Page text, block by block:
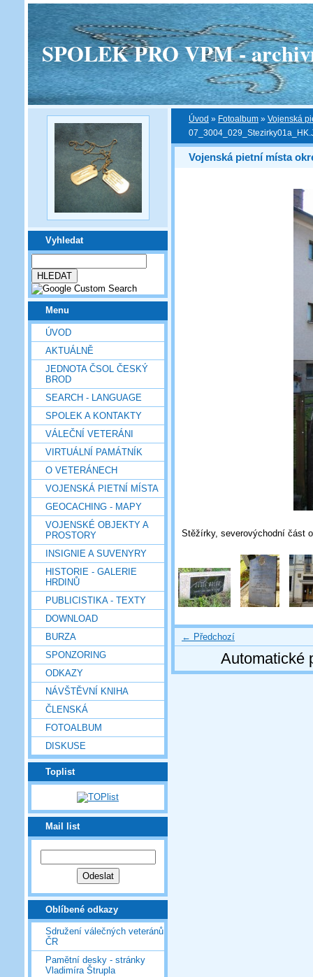
SPOLEK PRO VPM -
Vyhledat
Menu
ÚVOD
AKTUÁLNĚ
JEDNOTA ČSOL ČESKÝ
BROD
SEARCH - LANGUAGE
SPOLEK A KONTAKTY
VÁLEČNÍ VETERÁNI
VIRTUÁLNÍ PAMÁTNÍK
O VETERÁNECH
VOJENSKÁ PIETNÍ MÍSTA
GEOCACHING - MAPY
VOJENSKÉ OBJEKTY A
PROSTORY
INSIGNIE A SUVENYRY
HISTORIE - GALERIE
HRDINŮ
PUBLICISTIKA - TEXTY
DOWNLOAD
BURZA
SPONZORING
ODKAZY
NÁVŠTĚVNÍ KNIHA
ČLENSKÁ
FOTOALBUM
DISKUSE
Toplist
Mail list
Oblíbené odkazy
Sdružení válečných veteránů
ČR
Pamětní desky - stránky
Vladimíra Štrupla
Úvod » Fotoalbum » Vojenská
Vojenská pietní místa
Stěžírky, severovýchodní část
← Předchozí
Automatické